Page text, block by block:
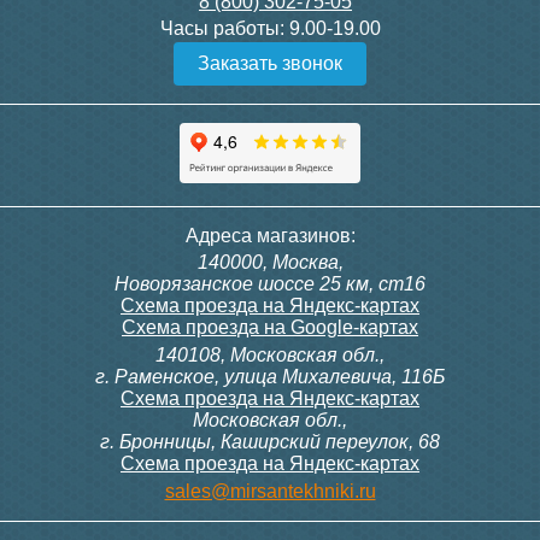
Конвектор ITT.080.200.1300
с решеткой GRILL.SGW-20-
Конвектор ITT.080.200.1000
с решеткой GRILL.SGW-20-
Конвектор ITT.080.200.1000
с решеткой GRILL.SGW-20-
Конвектор ITT.080.200.900 с
решеткой GRILL.SGA-20-
Подробнее Подробнее
100T, 230В (накладной,
расписание, упр.с пульта)
28 000
300, 230В (врезной - квадр.
коробка)
9 700
Часы работы: 9.00-19.00
Заказать звонок
Адреса магазинов:
140000, Москва,
Новорязанское шоссе 25 км, ст16
Схема проезда на Яндекс-картах
Схема проезда на Google-картах
140108, Московская обл.,
г. Раменское, улица Михалевича, 116Б
Схема проезда на Яндекс-картах
Московская обл.,
г. Бронницы, Каширский переулок, 68
Схема проезда на Яндекс-картах
sales@mirsantekhniki.ru